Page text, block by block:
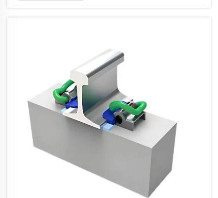
завъртанията. Традиционните
фокусираха върху изпълнението на
задачата без честни повреди...